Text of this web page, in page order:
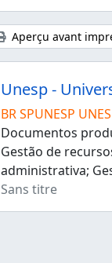
Aperçu avant
Unesp -
BR SPUNESP
Documentos
Gestão de
administrativa;
Sans titre